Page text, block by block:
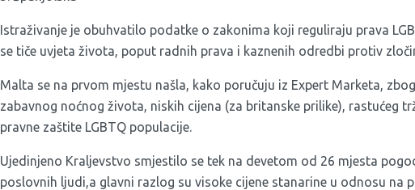
Istraživanje je obuhvatilo podatke o zakonima koji reguliraju prava
se tiče uvjeta života, poput radnih prava i kaznenih odredbi protiv
Malta se na prvom mjestu našla, kako poručuju iz Expert Marketa,
zabavnog noćnog života, niskih cijena (za britanske prilike), rastućeg
pravne zaštite LGBTQ populacije.
Ujedinjeno Kraljevstvo smjestilo se tek na devetom od 26 mjesta
poslovnih ljudi,a glavni razlog su visoke cijene stanarine u odnosu na